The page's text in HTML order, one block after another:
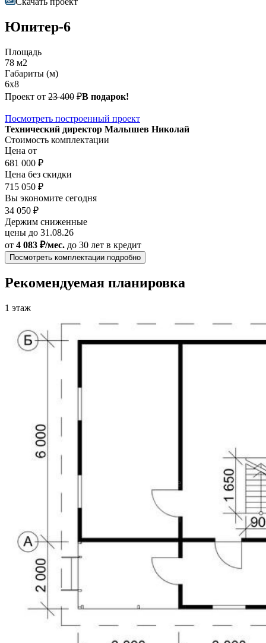
Юпитер-6
Площадь
78 м2
Габариты (м)
6х8
Проект от 23 400 ₽В подарок!
Посмотреть построенный проект
Технический директор Малышев Николай
Стоимость комплектации
Цена от
681 000 ₽
Цена без скидки
715 050 ₽
Вы экономите сегодня
34 050 ₽
Держим сниженные
цены до 31.08.26
от 4 083 ₽/мес. до 30 лет в кредит
Посмотреть комплектации подробно
Рекомендуемая планировка
1 этаж